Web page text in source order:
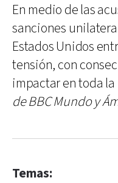
En medio de las
sanciones
Estados Unidos
tensión, con
impactar en toda la
de BBC Mundo y
Temas: